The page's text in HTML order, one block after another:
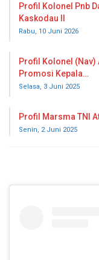
Profil Kolonel Pnb
Kaskodau II
Rabu, 10 Juni 2026
Profil Kolonel (Nav)
Promosi Kepala…
Selasa, 3 Juni 2025
Profil Marsma TNI
Senin, 2 Juni 2025